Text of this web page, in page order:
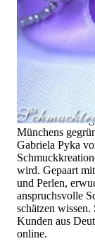
Hochwertiger
Vertrauens.
die ihn trägt.
uns ebenso
Warteschleifen.
Hochwertiger
ist nicht nur
mit dem alles
Münchens
Gabriela Pyka
wird. Gepaart
und Perlen,
anspruchsvolle
schätzen
Kunden aus
online.